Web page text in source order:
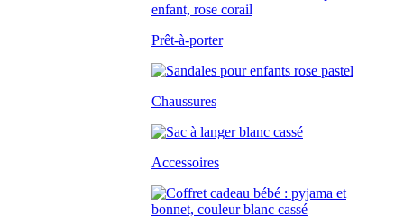
Prêt-à-porter
Chaussures
Accessoires